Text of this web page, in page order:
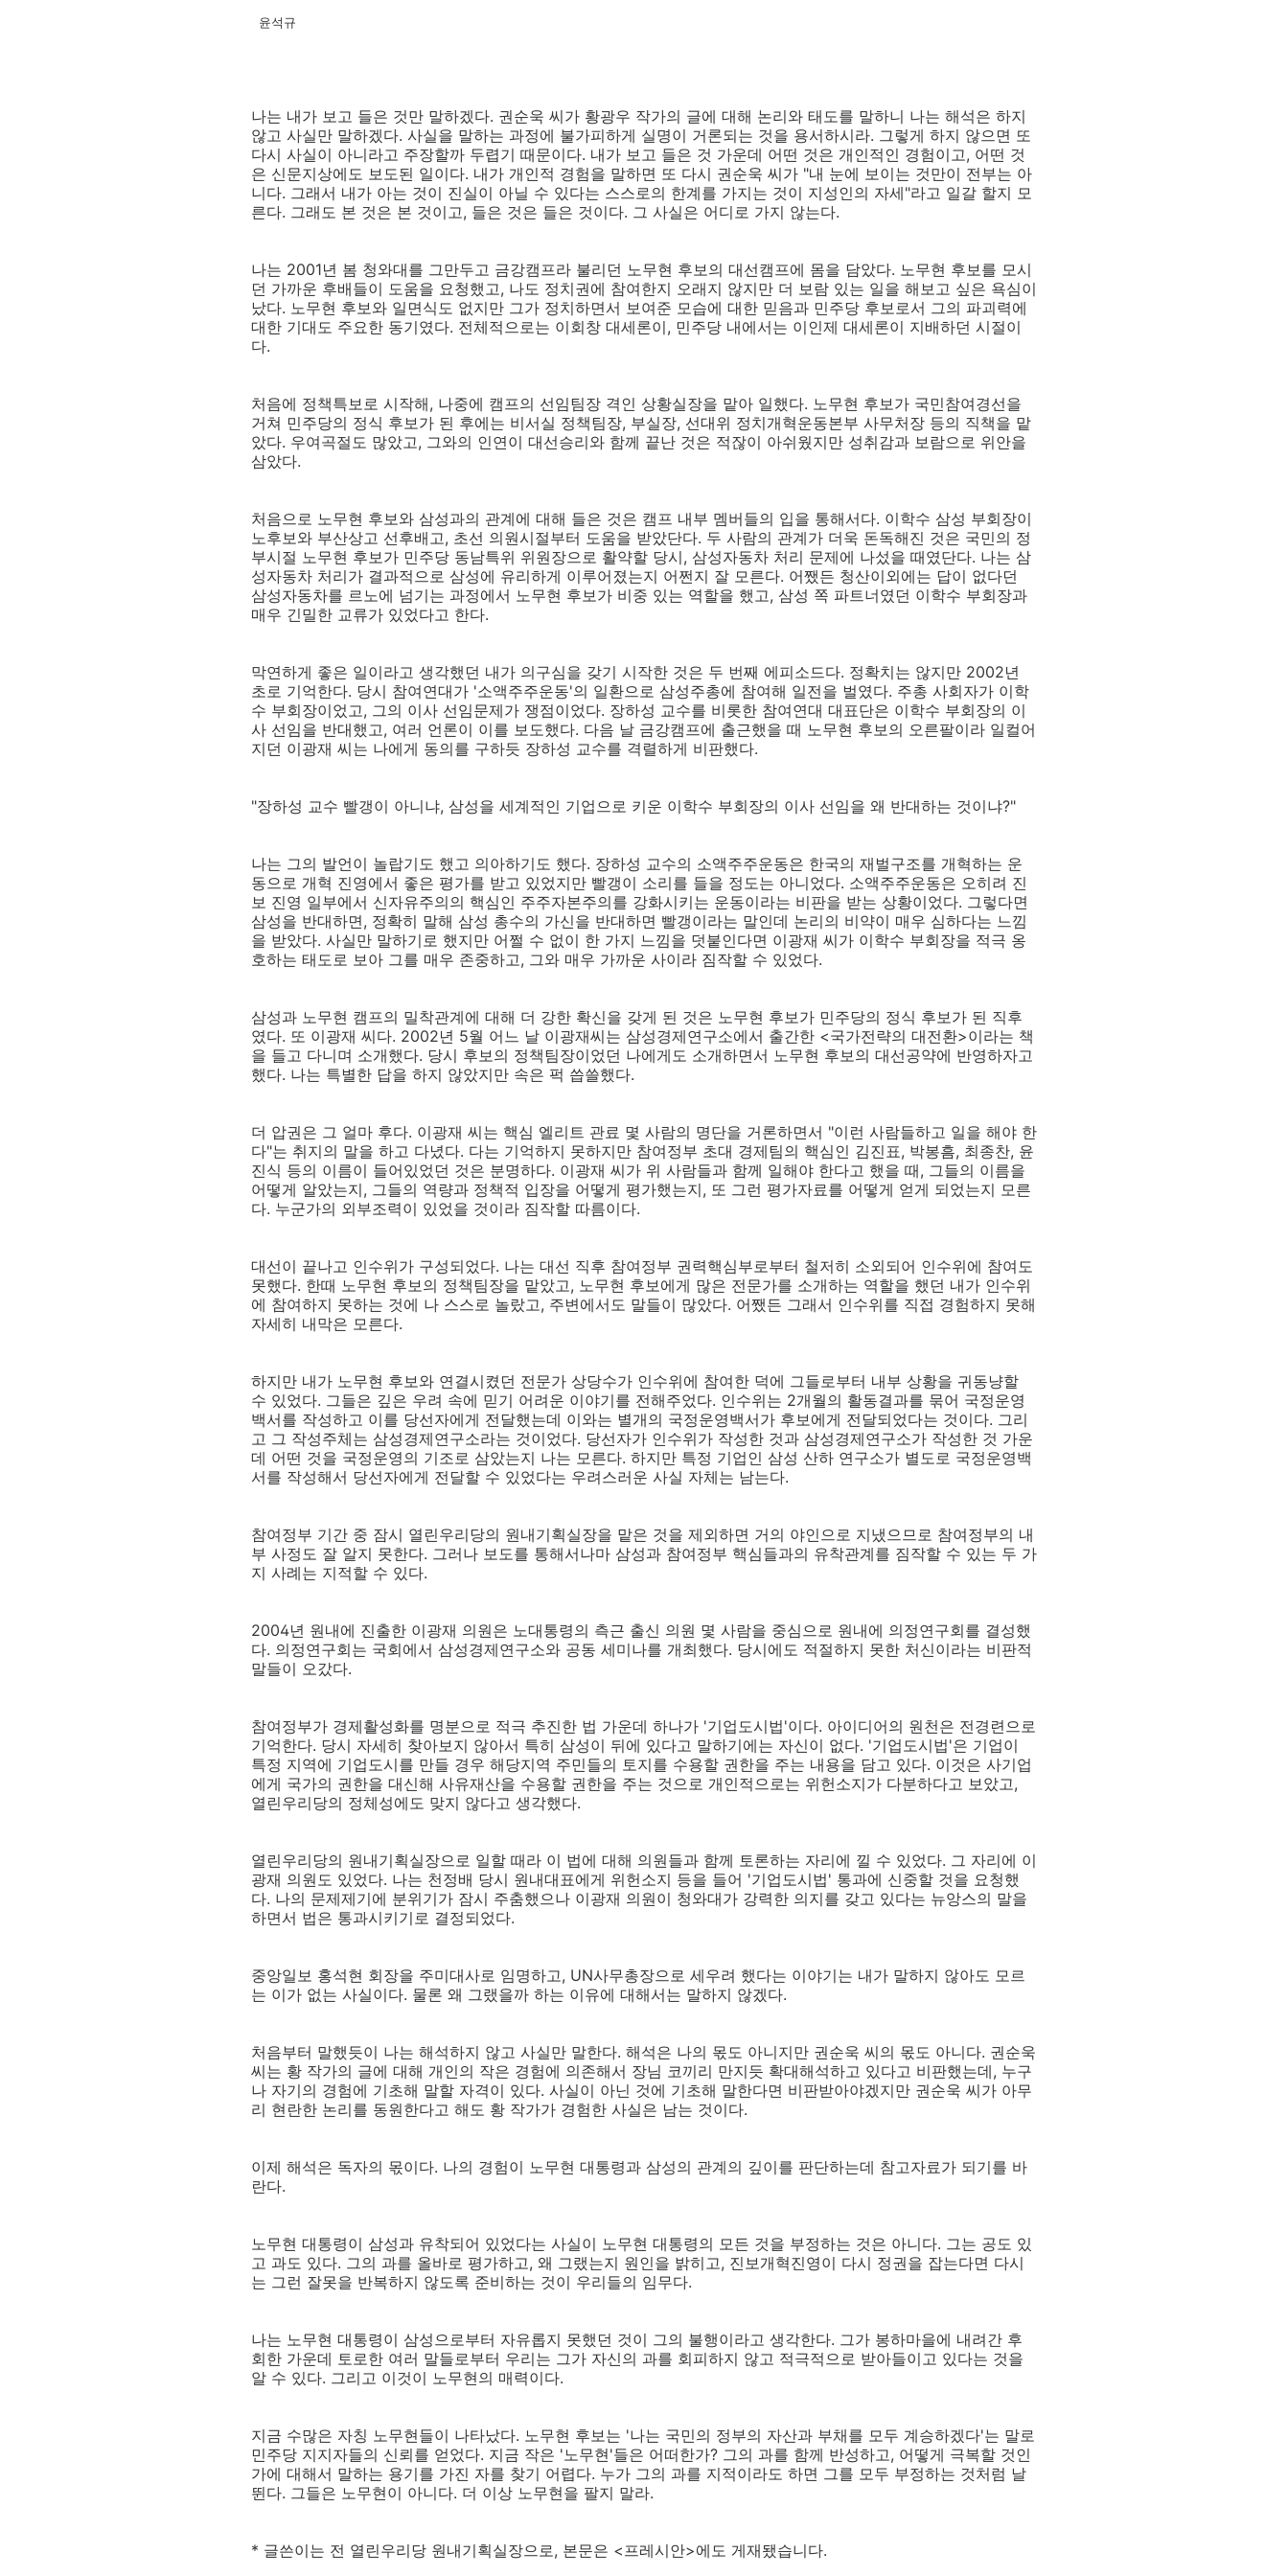
윤석규
나는 내가 보고 들은 것만 말하겠다. 권순욱 씨가 황광우 작가의 글에 대해 논리와 태도를 말하니 나는 해석은 하지
않고 사실만 말하겠다. 사실을 말하는 과정에 불가피하게 실명이 거론되는 것을 용서하시라. 그렇게 하지 않으면 또
다시 사실이 아니라고 주장할까 두렵기 때문이다. 내가 보고 들은 것 가운데 어떤 것은 개인적인 경험이고, 어떤 것
은 신문지상에도 보도된 일이다. 내가 개인적 경험을 말하면 또 다시 권순욱 씨가 "내 눈에 보이는 것만이 전부는 아
니다. 그래서 내가 아는 것이 진실이 아닐 수 있다는 스스로의 한계를 가지는 것이 지성인의 자세"라고 일갈 할지 모
른다. 그래도 본 것은 본 것이고, 들은 것은 들은 것이다. 그 사실은 어디로 가지 않는다.
나는 2001년 봄 청와대를 그만두고 금강캠프라 불리던 노무현 후보의 대선캠프에 몸을 담았다. 노무현 후보를 모시
던 가까운 후배들이 도움을 요청했고, 나도 정치권에 참여한지 오래지 않지만 더 보람 있는 일을 해보고 싶은 욕심이
났다. 노무현 후보와 일면식도 없지만 그가 정치하면서 보여준 모습에 대한 믿음과 민주당 후보로서 그의 파괴력에
대한 기대도 주요한 동기였다. 전체적으로는 이회창 대세론이, 민주당 내에서는 이인제 대세론이 지배하던 시절이
다.
처음에 정책특보로 시작해, 나중에 캠프의 선임팀장 격인 상황실장을 맡아 일했다. 노무현 후보가 국민참여경선을
거쳐 민주당의 정식 후보가 된 후에는 비서실 정책팀장, 부실장, 선대위 정치개혁운동본부 사무처장 등의 직책을 맡
았다. 우여곡절도 많았고, 그와의 인연이 대선승리와 함께 끝난 것은 적잖이 아쉬웠지만 성취감과 보람으로 위안을
삼았다.
처음으로 노무현 후보와 삼성과의 관계에 대해 들은 것은 캠프 내부 멤버들의 입을 통해서다. 이학수 삼성 부회장이
노후보와 부산상고 선후배고, 초선 의원시절부터 도움을 받았단다. 두 사람의 관계가 더욱 돈독해진 것은 국민의 정
부시절 노무현 후보가 민주당 동남특위 위원장으로 활약할 당시, 삼성자동차 처리 문제에 나섰을 때였단다. 나는 삼
성자동차 처리가 결과적으로 삼성에 유리하게 이루어졌는지 어쩐지 잘 모른다. 어쨌든 청산이외에는 답이 없다던
삼성자동차를 르노에 넘기는 과정에서 노무현 후보가 비중 있는 역할을 했고, 삼성 쪽 파트너였던 이학수 부회장과
매우 긴밀한 교류가 있었다고 한다.
막연하게 좋은 일이라고 생각했던 내가 의구심을 갖기 시작한 것은 두 번째 에피소드다. 정확치는 않지만 2002년
초로 기억한다. 당시 참여연대가 '소액주주운동'의 일환으로 삼성주총에 참여해 일전을 벌였다. 주총 사회자가 이학
수 부회장이었고, 그의 이사 선임문제가 쟁점이었다. 장하성 교수를 비롯한 참여연대 대표단은 이학수 부회장의 이
사 선임을 반대했고, 여러 언론이 이를 보도했다. 다음 날 금강캠프에 출근했을 때 노무현 후보의 오른팔이라 일컬어
지던 이광재 씨는 나에게 동의를 구하듯 장하성 교수를 격렬하게 비판했다.
"장하성 교수 빨갱이 아니냐, 삼성을 세계적인 기업으로 키운 이학수 부회장의 이사 선임을 왜 반대하는 것이냐?"
나는 그의 발언이 놀랍기도 했고 의아하기도 했다. 장하성 교수의 소액주주운동은 한국의 재벌구조를 개혁하는 운
동으로 개혁 진영에서 좋은 평가를 받고 있었지만 빨갱이 소리를 들을 정도는 아니었다. 소액주주운동은 오히려 진
보 진영 일부에서 신자유주의의 핵심인 주주자본주의를 강화시키는 운동이라는 비판을 받는 상황이었다. 그렇다면
삼성을 반대하면, 정확히 말해 삼성 총수의 가신을 반대하면 빨갱이라는 말인데 논리의 비약이 매우 심하다는 느낌
을 받았다. 사실만 말하기로 했지만 어쩔 수 없이 한 가지 느낌을 덧붙인다면 이광재 씨가 이학수 부회장을 적극 옹
호하는 태도로 보아 그를 매우 존중하고, 그와 매우 가까운 사이라 짐작할 수 있었다.
삼성과 노무현 캠프의 밀착관계에 대해 더 강한 확신을 갖게 된 것은 노무현 후보가 민주당의 정식 후보가 된 직후
였다. 또 이광재 씨다. 2002년 5월 어느 날 이광재씨는 삼성경제연구소에서 출간한 <국가전략의 대전환>이라는 책
을 들고 다니며 소개했다. 당시 후보의 정책팀장이었던 나에게도 소개하면서 노무현 후보의 대선공약에 반영하자고
했다. 나는 특별한 답을 하지 않았지만 속은 퍽 씁쓸했다.
더 압권은 그 얼마 후다. 이광재 씨는 핵심 엘리트 관료 몇 사람의 명단을 거론하면서 "이런 사람들하고 일을 해야 한
다"는 취지의 말을 하고 다녔다. 다는 기억하지 못하지만 참여정부 초대 경제팀의 핵심인 김진표, 박봉흠, 최종찬, 윤
진식 등의 이름이 들어있었던 것은 분명하다. 이광재 씨가 위 사람들과 함께 일해야 한다고 했을 때, 그들의 이름을
어떻게 알았는지, 그들의 역량과 정책적 입장을 어떻게 평가했는지, 또 그런 평가자료를 어떻게 얻게 되었는지 모른
다. 누군가의 외부조력이 있었을 것이라 짐작할 따름이다.
대선이 끝나고 인수위가 구성되었다. 나는 대선 직후 참여정부 권력핵심부로부터 철저히 소외되어 인수위에 참여도
못했다. 한때 노무현 후보의 정책팀장을 맡았고, 노무현 후보에게 많은 전문가를 소개하는 역할을 했던 내가 인수위
에 참여하지 못하는 것에 나 스스로 놀랐고, 주변에서도 말들이 많았다. 어쨌든 그래서 인수위를 직접 경험하지 못해
자세히 내막은 모른다.
하지만 내가 노무현 후보와 연결시켰던 전문가 상당수가 인수위에 참여한 덕에 그들로부터 내부 상황을 귀동냥할
수 있었다. 그들은 깊은 우려 속에 믿기 어려운 이야기를 전해주었다. 인수위는 2개월의 활동결과를 묶어 국정운영
백서를 작성하고 이를 당선자에게 전달했는데 이와는 별개의 국정운영백서가 후보에게 전달되었다는 것이다. 그리
고 그 작성주체는 삼성경제연구소라는 것이었다. 당선자가 인수위가 작성한 것과 삼성경제연구소가 작성한 것 가운
데 어떤 것을 국정운영의 기조로 삼았는지 나는 모른다. 하지만 특정 기업인 삼성 산하 연구소가 별도로 국정운영백
서를 작성해서 당선자에게 전달할 수 있었다는 우려스러운 사실 자체는 남는다.
참여정부 기간 중 잠시 열린우리당의 원내기획실장을 맡은 것을 제외하면 거의 야인으로 지냈으므로 참여정부의 내
부 사정도 잘 알지 못한다. 그러나 보도를 통해서나마 삼성과 참여정부 핵심들과의 유착관계를 짐작할 수 있는 두 가
지 사례는 지적할 수 있다.
2004년 원내에 진출한 이광재 의원은 노대통령의 측근 출신 의원 몇 사람을 중심으로 원내에 의정연구회를 결성했
다. 의정연구회는 국회에서 삼성경제연구소와 공동 세미나를 개최했다. 당시에도 적절하지 못한 처신이라는 비판적
말들이 오갔다.
참여정부가 경제활성화를 명분으로 적극 추진한 법 가운데 하나가 '기업도시법'이다. 아이디어의 원천은 전경련으로
기억한다. 당시 자세히 찾아보지 않아서 특히 삼성이 뒤에 있다고 말하기에는 자신이 없다. '기업도시법'은 기업이
특정 지역에 기업도시를 만들 경우 해당지역 주민들의 토지를 수용할 권한을 주는 내용을 담고 있다. 이것은 사기업
에게 국가의 권한을 대신해 사유재산을 수용할 권한을 주는 것으로 개인적으로는 위헌소지가 다분하다고 보았고,
열린우리당의 정체성에도 맞지 않다고 생각했다.
열린우리당의 원내기획실장으로 일할 때라 이 법에 대해 의원들과 함께 토론하는 자리에 낄 수 있었다. 그 자리에 이
광재 의원도 있었다. 나는 천정배 당시 원내대표에게 위헌소지 등을 들어 '기업도시법' 통과에 신중할 것을 요청했
다. 나의 문제제기에 분위기가 잠시 주춤했으나 이광재 의원이 청와대가 강력한 의지를 갖고 있다는 뉴앙스의 말을
하면서 법은 통과시키기로 결정되었다.
중앙일보 홍석현 회장을 주미대사로 임명하고, UN사무총장으로 세우려 했다는 이야기는 내가 말하지 않아도 모르
는 이가 없는 사실이다. 물론 왜 그랬을까 하는 이유에 대해서는 말하지 않겠다.
처음부터 말했듯이 나는 해석하지 않고 사실만 말한다. 해석은 나의 몫도 아니지만 권순욱 씨의 몫도 아니다. 권순욱
씨는 황 작가의 글에 대해 개인의 작은 경험에 의존해서 장님 코끼리 만지듯 확대해석하고 있다고 비판했는데, 누구
나 자기의 경험에 기초해 말할 자격이 있다. 사실이 아닌 것에 기초해 말한다면 비판받아야겠지만 권순욱 씨가 아무
리 현란한 논리를 동원한다고 해도 황 작가가 경험한 사실은 남는 것이다.
이제 해석은 독자의 몫이다. 나의 경험이 노무현 대통령과 삼성의 관계의 깊이를 판단하는데 참고자료가 되기를 바
란다.
노무현 대통령이 삼성과 유착되어 있었다는 사실이 노무현 대통령의 모든 것을 부정하는 것은 아니다. 그는 공도 있
고 과도 있다. 그의 과를 올바로 평가하고, 왜 그랬는지 원인을 밝히고, 진보개혁진영이 다시 정권을 잡는다면 다시
는 그런 잘못을 반복하지 않도록 준비하는 것이 우리들의 임무다.
나는 노무현 대통령이 삼성으로부터 자유롭지 못했던 것이 그의 불행이라고 생각한다. 그가 봉하마을에 내려간 후
회한 가운데 토로한 여러 말들로부터 우리는 그가 자신의 과를 회피하지 않고 적극적으로 받아들이고 있다는 것을
알 수 있다. 그리고 이것이 노무현의 매력이다.
지금 수많은 자칭 노무현들이 나타났다. 노무현 후보는 '나는 국민의 정부의 자산과 부채를 모두 계승하겠다'는 말로
민주당 지지자들의 신뢰를 얻었다. 지금 작은 '노무현'들은 어떠한가? 그의 과를 함께 반성하고, 어떻게 극복할 것인
가에 대해서 말하는 용기를 가진 자를 찾기 어렵다. 누가 그의 과를 지적이라도 하면 그를 모두 부정하는 것처럼 날
뛴다. 그들은 노무현이 아니다. 더 이상 노무현을 팔지 말라.
* 글쓴이는 전 열린우리당 원내기획실장으로, 본문은 <프레시안>에도 게재됐습니다.